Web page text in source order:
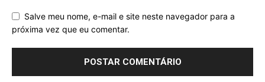
Salve meu nome, e-mail e site neste navegador para a
próxima vez que eu comentar.